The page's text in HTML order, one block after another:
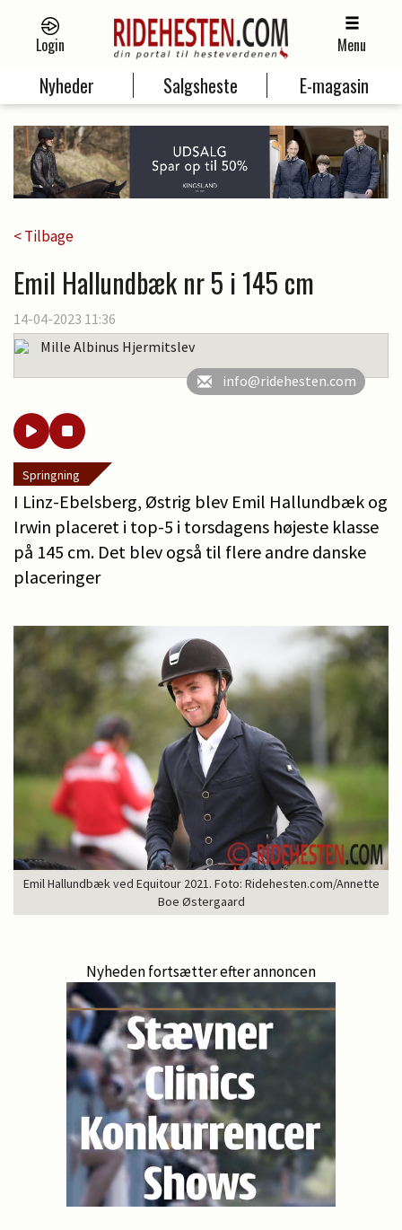
Login Menu
Nyheder Salgsheste E-magasin
< Tilbage
Emil Hallundbæk nr 5 i 145 cm
14-04-2023 11:36
Mille Albinus Hjermitslev
info@ridehesten.com
Springning
I Linz-Ebelsberg, Østrig blev Emil Hallundbæk og
Irwin placeret i top-5 i torsdagens højeste klasse
på 145 cm. Det blev også til flere andre danske
placeringer
Emil Hallundbæk ved Equitour 2021. Foto: Ridehesten.com/Annette
Boe Østergaard
Nyheden fortsætter efter annoncen